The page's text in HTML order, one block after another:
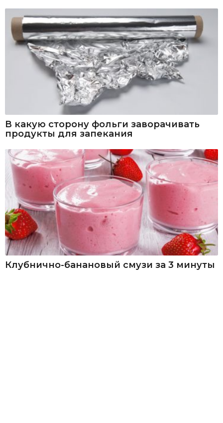
В какую сторону фольги заворачивать
продукты для запекания
Клубнично-банановый смузи за 3 минуты